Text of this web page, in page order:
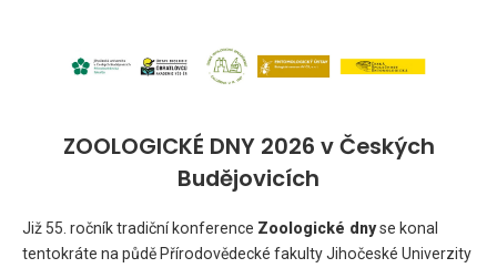
ZOOLOGICKÉ DNY 2026 v Českých
Budějovicích
Již 55. ročník tradiční konference Zoologické dnyse konal
tentokráte na půdě Přírodovědecké fakulty Jihočeské Univerzity